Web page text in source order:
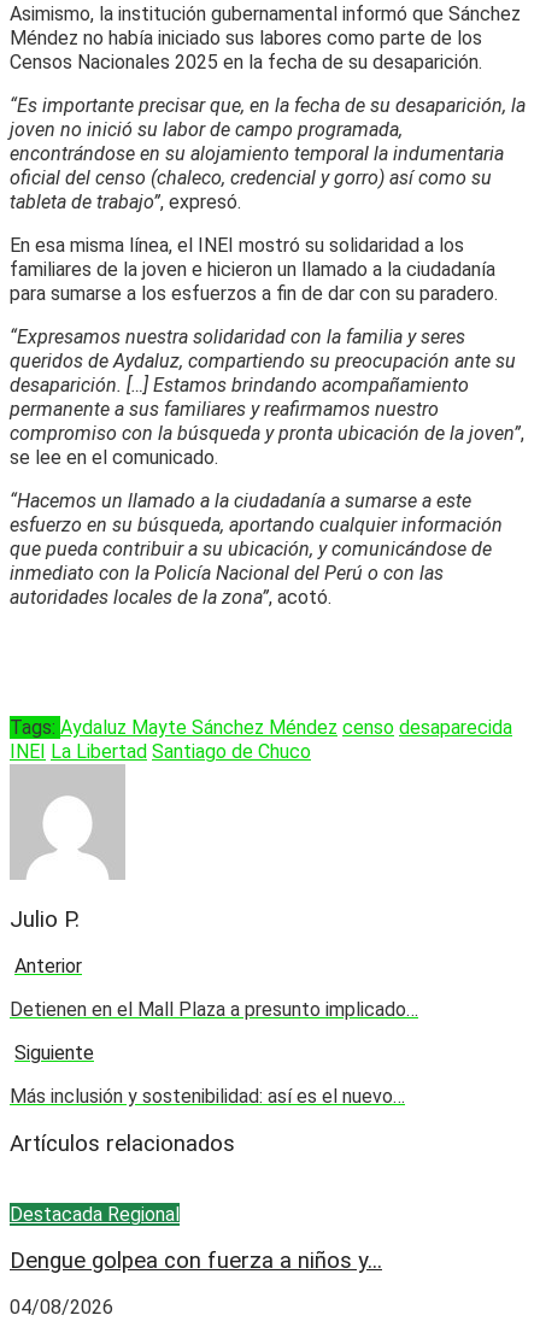
Asimismo, la institución gubernamental informó que Sánchez
Méndez no había iniciado sus labores como parte de los
Censos Nacionales 2025 en la fecha de su desaparición.
“Es importante precisar que, en la fecha de su desaparición, la
joven no inició su labor de campo programada,
encontrándose en su alojamiento temporal la indumentaria
oficial del censo (chaleco, credencial y gorro) así como su
tableta de trabajo”, expresó.
En esa misma línea, el INEI mostró su solidaridad a los
familiares de la joven e hicieron un llamado a la ciudadanía
para sumarse a los esfuerzos a fin de dar con su paradero.
“Expresamos nuestra solidaridad con la familia y seres
queridos de Aydaluz, compartiendo su preocupación ante su
desaparición. […] Estamos brindando acompañamiento
permanente a sus familiares y reafirmamos nuestro
compromiso con la búsqueda y pronta ubicación de la joven”,
se lee en el comunicado.
“Hacemos un llamado a la ciudadanía a sumarse a este
esfuerzo en su búsqueda, aportando cualquier información
que pueda contribuir a su ubicación, y comunicándose de
inmediato con la Policía Nacional del Perú o con las
autoridades locales de la zona”, acotó.
Tags: Aydaluz Mayte Sánchez Méndez censo desaparecida
INEI La Libertad Santiago de Chuco
Julio P.
Anterior
Detienen en el Mall Plaza a presunto implicado…
Siguiente
Más inclusión y sostenibilidad: así es el nuevo…
Artículos relacionados
Destacada Regional
Dengue golpea con fuerza a niños y...
04/08/2026